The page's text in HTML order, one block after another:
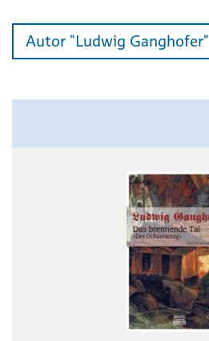
Autor "Ludwig Ganghofer"